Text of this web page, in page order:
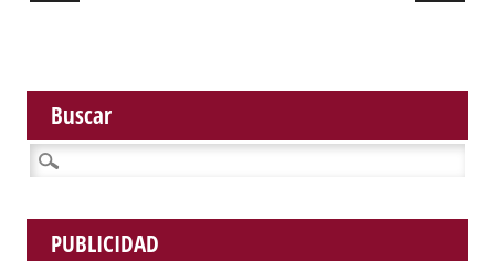
Buscar
Buscar:
PUBLICIDAD